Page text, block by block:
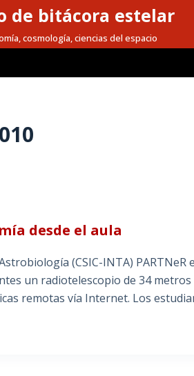
de bitácora estelar
cosmología, ciencias del espacio
desde el aula
(CSIC-INTA)
un radiotelescopio de 34
remotas vía Internet. Los